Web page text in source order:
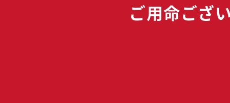
ご用命ござ